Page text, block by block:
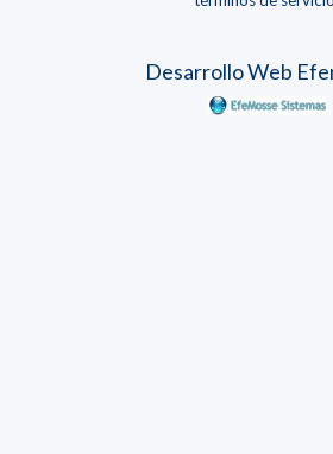
Desarrollo Web